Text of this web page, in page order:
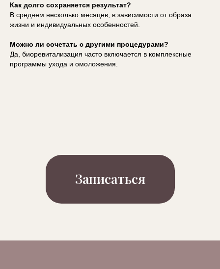
Как долго сохраняется результат?
В среднем несколько месяцев, в зависимости от образа
жизни и индивидуальных особенностей.
Можно ли сочетать с другими процедурами?
Да, биоревитализация часто включается в комплексные
программы ухода и омоложения.
Записаться